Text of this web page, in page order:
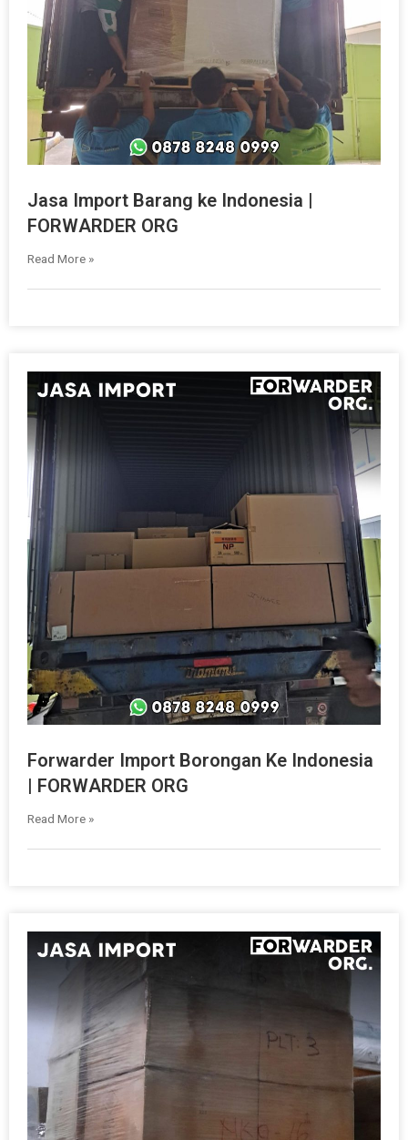
Jasa Import Barang ke Indonesia |
FORWARDER ORG
Read More »
Forwarder Import Borongan Ke Indonesia
| FORWARDER ORG
Read More »